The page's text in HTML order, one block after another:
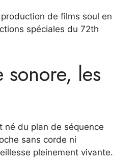
de films soul en
spéciales du 72th
sonore, les
né du plan de séquence
sans corde ni
pleinement vivante.